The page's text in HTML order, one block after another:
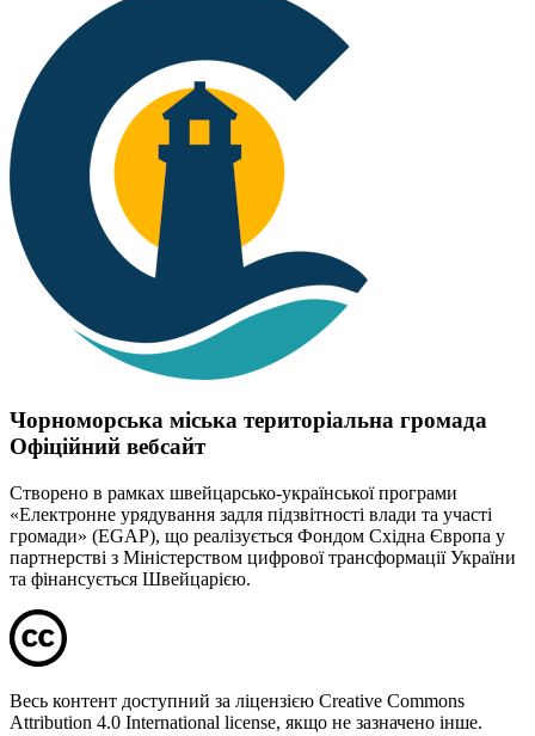
Чорноморська міська територіальна громада
Офіційний вебсайт
Створено в рамках швейцарсько-української програми
«Електронне урядування задля підзвітності влади та участі
громади» (EGAP), що реалізується Фондом Східна Європа у
партнерстві з Міністерством цифрової трансформації України
та фінансується Швейцарією.
Весь контент доступний за ліцензією Creative Commons
Attribution 4.0 International license, якщо не зазначено інше.